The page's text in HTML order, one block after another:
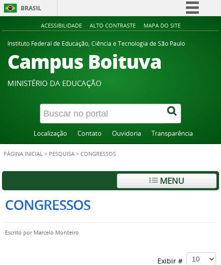
BRASIL
Simplifique!
Comunica BR
Acesso à informação
Canais
ACESSIBILIDADE ALTO CONTRASTE MAPA DO SITE
Instituto Federal de Educação, Ciência e Tecnologia de São Paulo
Campus Boituva
MINISTÉRIO DA EDUCAÇÃO
Localização Contato Ouvidoria Transparência
PÁGINA INICIAL > PESQUISA > CONGRESSOS
MENU
CONGRESSOS
Escrito por Marcelo Monteiro
Exibir #